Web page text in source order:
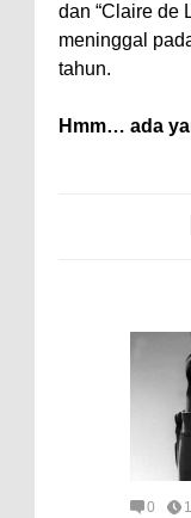
dan “Claire de
meninggal
tahun.
Hmm… ada
0